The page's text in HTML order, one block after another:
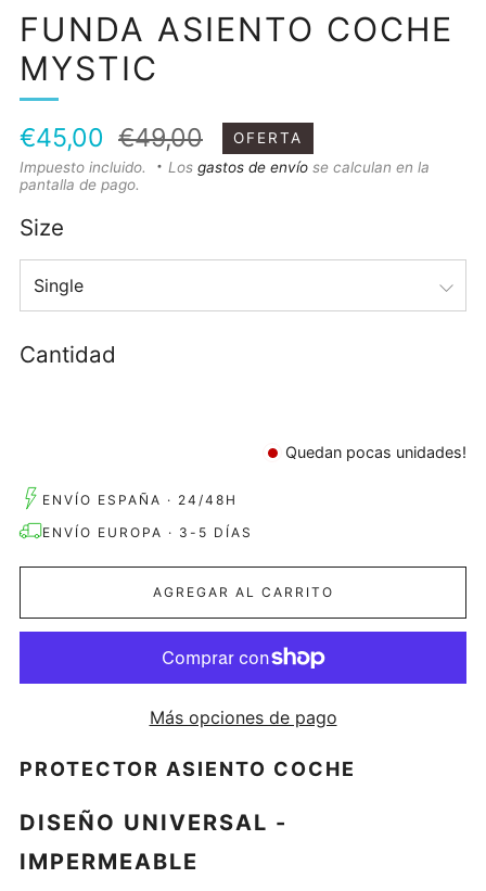
FUNDA ASIENTO COCHE
MYSTIC
Precio
habitual
€45,00 Precio
de
€49,00
OFERTA
Impuesto incluido.
Los gastos de envío se calculan en la
pantalla de pago.
Size
Cantidad
Quedan pocas unidades!
ENVÍO ESPAÑA · 24/48H
ENVÍO EUROPA · 3-5 DÍAS
AGREGAR AL CARRITO
Más opciones de pago
PROTECTOR ASIENTO COCHE
DISEÑO UNIVERSAL -
IMPERMEABLE